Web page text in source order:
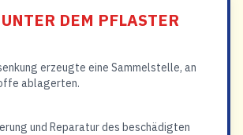
DEM PFLASTER
erzeugte eine Sammelstelle, an
ablagerten.
und Reparatur des beschädigten